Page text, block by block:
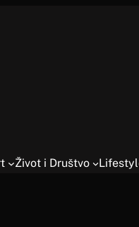
Život i Društvo